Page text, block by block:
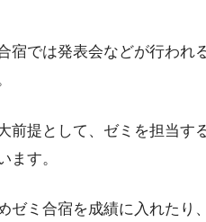
宿では発表会などが行われ
前提として、ゼミを担当す
ます。
ゼミ合宿を成績に入れたり